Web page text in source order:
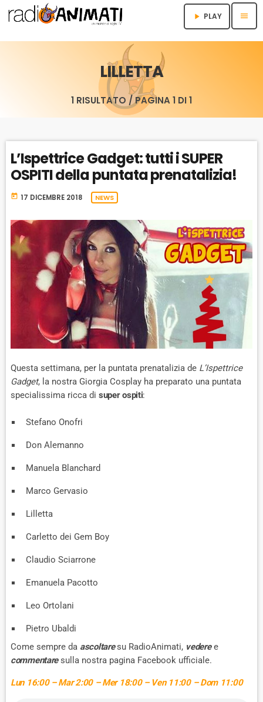
play_arrow PLAY menu
LILLETTA
1 RISULTATO / PAGINA 1 DI 1
L’Ispettrice Gadget: tutti i SUPER
OSPITI della puntata prenatalizia!
today 17 DICEMBRE 2018 NEWS
Questa settimana, per la puntata prenatalizia de L’Ispettrice
Gadget, la nostra Giorgia Cosplay ha preparato una puntata
specialissima ricca di super ospiti:
Stefano Onofri
Don Alemanno
Manuela Blanchard
Marco Gervasio
Lilletta
Carletto dei Gem Boy
Claudio Sciarrone
Emanuela Pacotto
Leo Ortolani
Pietro Ubaldi
Come sempre da ascoltaresu RadioAnimati, vederee
commentaresulla nostra pagina Facebook ufficiale.
Lun 16:00 – Mar 2:00 – Mer 18:00 – Ven 11:00 – Dom 11:00